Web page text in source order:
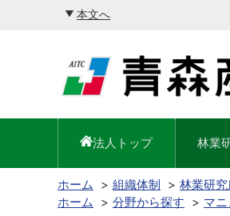
本文へ
法人トップ 林業
ホーム 組織体制
林業研
ホーム
分野から探す マ